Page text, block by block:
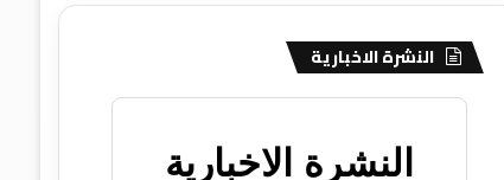
النشرة الاخبارية
النشرة الاخبارية